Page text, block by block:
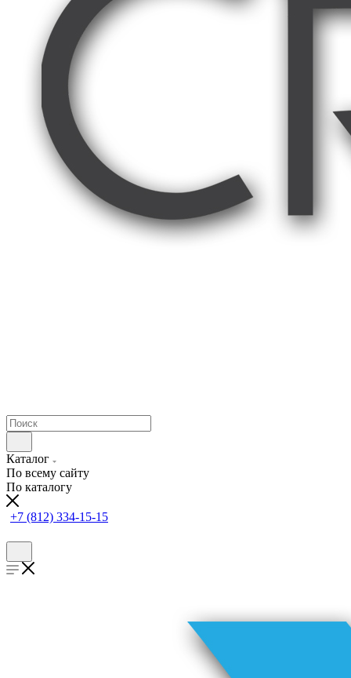
Каталог
По всему сайту
По каталогу
+7 (812) 334-15-15